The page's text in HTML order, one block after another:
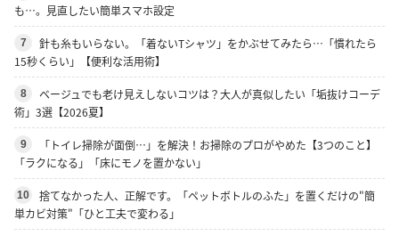
も…。見直したい簡単スマホ設定
7
針も糸もいらない。「着ないTシャツ」をかぶせてみたら…「慣れたら
15秒くらい」【便利な活用術】
8
ベージュでも老け見えしないコツは？大人が真似したい「垢抜けコーデ
術」3選【2026夏】
9
「トイレ掃除が面倒…」を解決！お掃除のプロがやめた【3つのこと】
「ラクになる」「床にモノを置かない」
10
捨てなかった人、正解です。「ペットボトルのふた」を置くだけの"簡
単カビ対策"「ひと工夫で変わる」